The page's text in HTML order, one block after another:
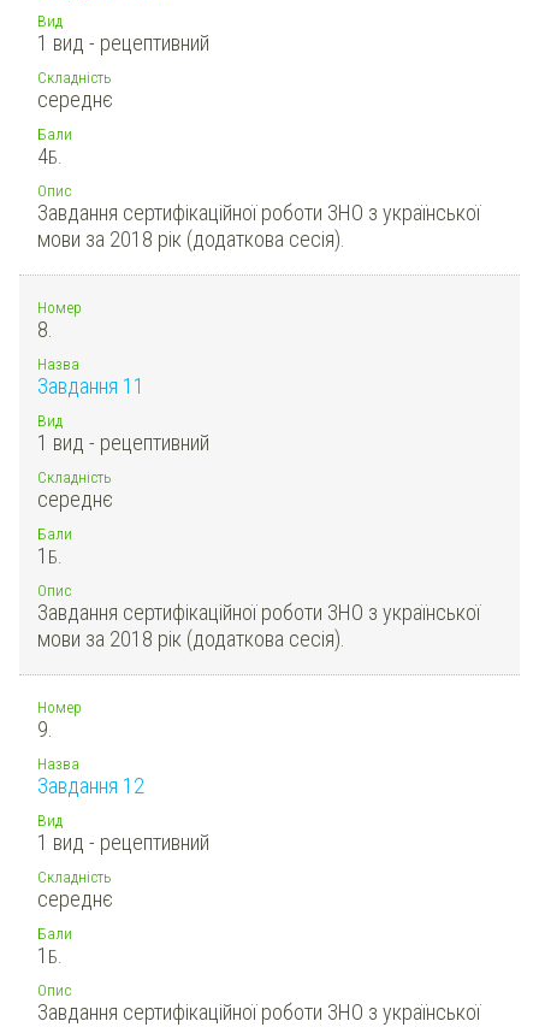
Вид
1 вид - рецептивний
Складність
середнє
Бали
4Б.
Опис
Завдання сертифікаційної роботи ЗНО з української
мови за 2018 рік (додаткова сесія).
Номер
8.
Назва
Завдання 11
Вид
1 вид - рецептивний
Складність
середнє
Бали
1 Б.
Опис
Завдання сертифікаційної роботи ЗНО з української
мови за 2018 рік (додаткова сесія).
Номер
9.
Назва
Завдання 12
Вид
1 вид - рецептивний
Складність
середнє
Бали
1 Б.
Опис
Завдання сертифікаційної роботи ЗНО з української